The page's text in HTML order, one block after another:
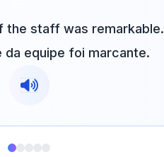
staff was remarkable.
da equipe foi marcante.